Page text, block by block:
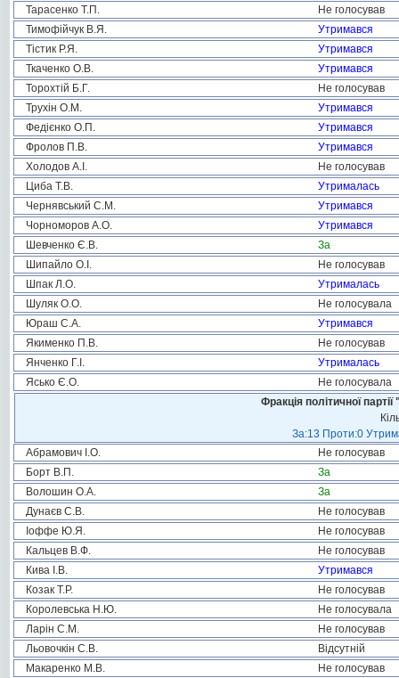
Тарасенко Т.П.
Не голосував
Тимофійчук В.Я.
Утримався
Тістик Р.Я.
Утримався
Ткаченко О.В.
Утримався
Торохтій Б.Г.
Не голосував
Трухін О.М.
Утримався
Федієнко О.П.
Утримався
Фролов П.В.
Утримався
Холодов А.І.
Не голосував
Циба Т.В.
Утрималась
Чернявський С.М.
Утримався
Чорноморов А.О.
Утримався
Шевченко Є.В.
За
Шипайло О.І.
Не голосував
Шпак Л.О.
Утрималась
Шуляк О.О.
Не голосувала
Юраш С.А.
Утримався
Якименко П.В.
Не голосував
Янченко Г.І.
Утрималась
Ясько Є.О.
Не голосувала
Фракція політичної
За:13 Проти:0
Абрамович І.О.
Не голосував
Борт В.П.
За
Волошин О.А.
За
Дунаєв С.В.
Не голосував
Іоффе Ю.Я.
Не голосував
Кальцев В.Ф.
Не голосував
Кива І.В.
Утримався
Козак Т.Р.
Не голосував
Королевська Н.Ю.
Не голосувала
Ларін С.М.
Не голосував
Льовочкін С.В.
Відсутній
Макаренко М.В.
Не голосував